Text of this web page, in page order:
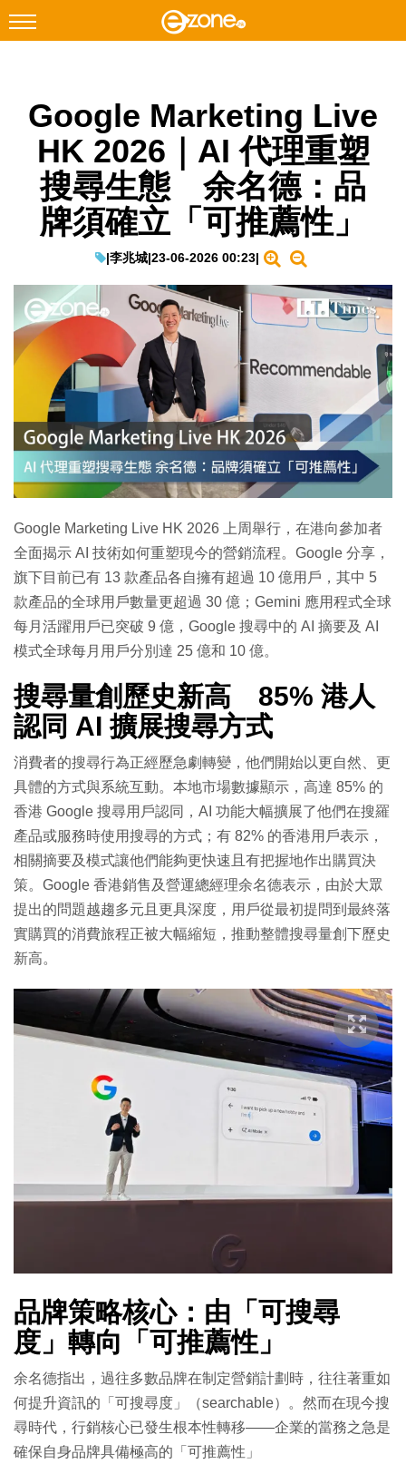
Facebook Instagram
科技焦點
網絡生活
遊戲動漫
EduTech
IT Times
生成式AI與雲端應用
Enterprise Digital Transformation
特集
Google Marketing Live
HK 2026｜AI 代理重塑
搜尋生態 余名德：品
牌須確立「可推薦性」
|李兆城|23-06-2026 00:23|
Google Marketing Live HK 2026 上周舉行，在港向參加者
全面揭示 AI 技術如何重塑現今的營銷流程。Google 分享，
旗下目前已有 13 款產品各自擁有超過 10 億用戶，其中 5
款產品的全球用戶數量更超過 30 億；Gemini 應用程式全球
每月活躍用戶已突破 9 億，Google 搜尋中的 AI 摘要及 AI
模式全球每月用戶分別達 25 億和 10 億。
搜尋量創歷史新高 85% 港人
認同 AI 擴展搜尋方式
消費者的搜尋行為正經歷急劇轉變，他們開始以更自然、更
具體的方式與系統互動。本地市場數據顯示，高達 85% 的
香港 Google 搜尋用戶認同，AI 功能大幅擴展了他們在搜羅
產品或服務時使用搜尋的方式；有 82% 的香港用戶表示，
相關摘要及模式讓他們能夠更快速且有把握地作出購買決
策。Google 香港銷售及營運總經理余名德表示，由於大眾
提出的問題越趨多元且更具深度，用戶從最初提問到最終落
實購買的消費旅程正被大幅縮短，推動整體搜尋量創下歷史
新高。
品牌策略核心：由「可搜尋
度」轉向「可推薦性」
余名德指出，過往多數品牌在制定營銷計劃時，往往著重如
何提升資訊的「可搜尋度」（searchable）。然而在現今搜
尋時代，行銷核心已發生根本性轉移——企業的當務之急是
確保自身品牌具備極高的「可推薦性」